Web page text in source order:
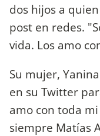
dos hijos a
post en redes.
vida. Los amo
Su mujer,
en su Twitter
amo con toda
siempre Matías